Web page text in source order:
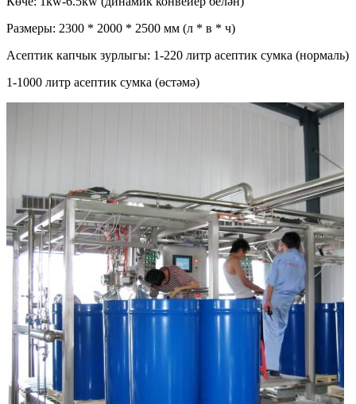
Размеры: 2300 * 2000 * 2500 мм (л * в * ч)
Асептик капчык зурлыгы: 1-220 литр асептик сумка (нормаль)
1-1000 литр асептик сумка (өстәмә)